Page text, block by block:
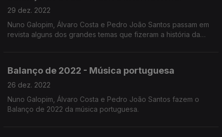
29 dez. 2022
Nuno Galopim, Álvaro Costa e Pedro João Santos passam em
revista alguns dos grandes temas que fizeram a história da
Balanço de 2022 - Música portuguesa
26 dez. 2022
Nuno Galopim, Álvaro Costa e Pedro João Santos fazem o
Balanço de 2022 da música portuguesa.